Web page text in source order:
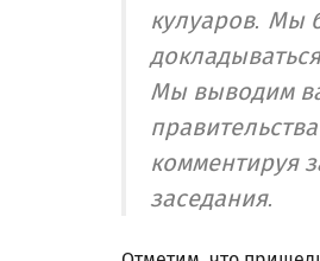
кулуаров. Мы
Мы выводим
комментируя
заседания.